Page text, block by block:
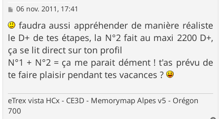
M
s
a
g
e
06 nov. 2011, 17:41
faudra aussi appréhender de manière réaliste
le D+ de tes étapes, la N°2 fait au maxi 2200 D+,
ça se lit direct sur ton profil
N°1 + N°2 = ça me parait dément ! t'as prévu de
te faire plaisir pendant tes vacances ?
eTrex vista HCx - CE3D - Memorymap Alpes v5 - Orégon
700